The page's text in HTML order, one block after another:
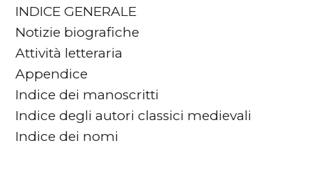
INDICE GENERALE
Notizie biografiche
Attività letteraria
Appendice
Indice dei manoscritti
Indice degli autori classici medievali
Indice dei nomi